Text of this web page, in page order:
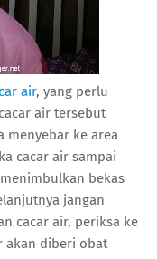
air, yang perlu
air tersebut
menyebar ke area
cacar air sampai
bekas
jangan
cacar air, periksa ke
akan diberi obat